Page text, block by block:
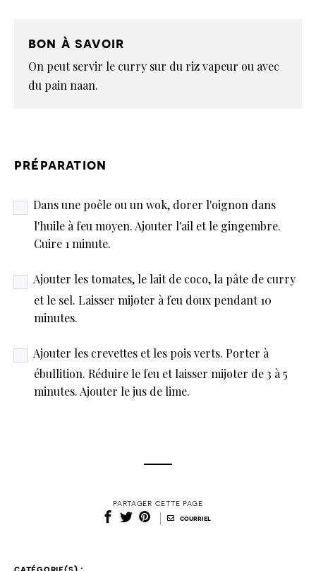
bon à savoir
On peut servir le curry sur du riz vapeur ou avec
du pain naan.
préparation
Dans une poêle ou un wok, dorer l'oignon dans
l'huile à feu moyen. Ajouter l'ail et le gingembre.
Cuire 1 minute.
Ajouter les tomates, le lait de coco, la pâte de curry
et le sel. Laisser mijoter à feu doux pendant 10
minutes.
Ajouter les crevettes et les pois verts. Porter à
ébullition. Réduire le feu et laisser mijoter de 3 à 5
minutes. Ajouter le jus de lime.
partager cette page
courriel